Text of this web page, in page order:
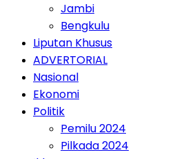
Jambi
Bengkulu
Liputan Khusus
ADVERTORIAL
Nasional
Ekonomi
Politik
Pemilu 2024
Pilkada 2024